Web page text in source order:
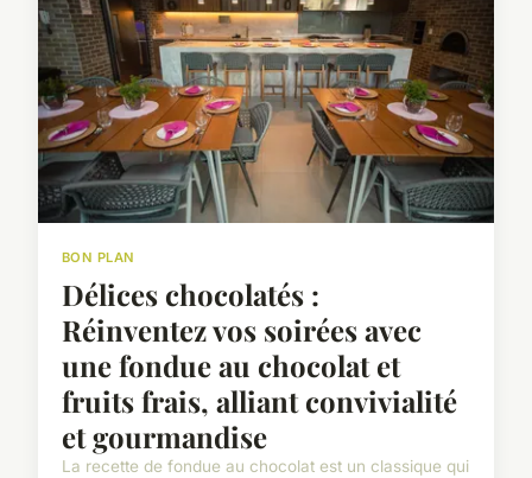
BON PLAN
Délices chocolatés :
Réinventez vos soirées avec
une fondue au chocolat et
fruits frais, alliant convivialité
et gourmandise
La recette de fondue au chocolat est un classique qui